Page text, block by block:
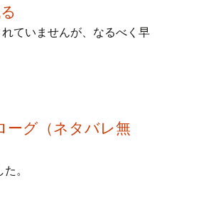
ていませんが、なるべく早
ーグ（ネタバレ無
。